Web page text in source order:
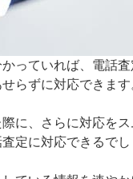
っていれば、電話
らずに対応できま
に、さらに対応を
定に対応できるでし